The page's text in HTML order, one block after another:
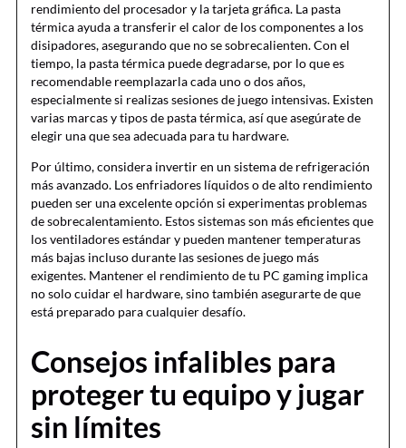
rendimiento del procesador y la tarjeta gráfica. La pasta
térmica ayuda a transferir el calor de los componentes a los
disipadores, asegurando que no se sobrecalienten. Con el
tiempo, la pasta térmica puede degradarse, por lo que es
recomendable reemplazarla cada uno o dos años,
especialmente si realizas sesiones de juego intensivas. Existen
varias marcas y tipos de pasta térmica, así que asegúrate de
elegir una que sea adecuada para tu hardware.
Por último, considera invertir en un sistema de refrigeración
más avanzado. Los enfriadores líquidos o de alto rendimiento
pueden ser una excelente opción si experimentas problemas
de sobrecalentamiento. Estos sistemas son más eficientes que
los ventiladores estándar y pueden mantener temperaturas
más bajas incluso durante las sesiones de juego más
exigentes. Mantener el rendimiento de tu PC gaming implica
no solo cuidar el hardware, sino también asegurarte de que
está preparado para cualquier desafío.
Consejos infalibles para
proteger tu equipo y jugar
sin límites